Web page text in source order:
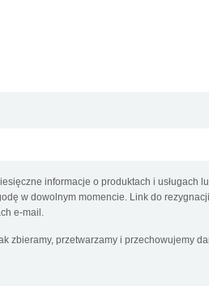
informacje o produktach i usługach
w dowolnym momencie. Link do
e-mail.
zbieramy, przetwarzamy i przechowujemy